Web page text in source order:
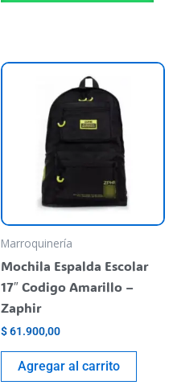
Marroquinería
Mochila Espalda Escolar
17″ Codigo Amarillo –
Zaphir
$61.900,00
Agregar al carrito